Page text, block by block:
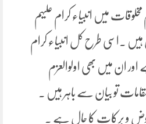
میں انبیاء کرام علیہم
۔اسی طرح کل انبیاء کرام
ان میں بھی اولوالعزم
تو بیان سے باہر ہیں ۔
و برکات کا حال ہے ۔